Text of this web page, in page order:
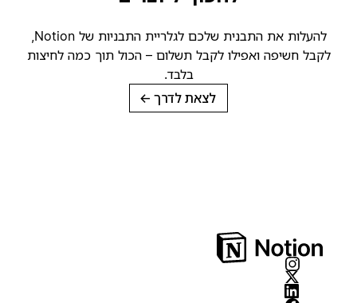
להעלות את התבנית שלכם לגלריית התבניות של Notion,
לקבל חשיפה ואפילו לקבל תשלום – הכול תוך כמה לחיצות
בלבד.
לצאת לדרך→